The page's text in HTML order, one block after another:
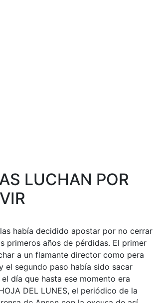
LUCHAN POR
había decidido apostar por no cerrar
primeros años de pérdidas. El primer
a un flamante director como pera
el segundo paso había sido sacar
día que hasta ese momento era
DEL LUNES, el periódico de la